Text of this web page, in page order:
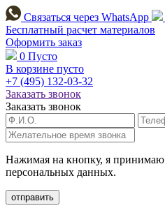
Связаться через WhatsApp
Бесплатный расчет материалов
Оформить заказ
0 Пусто
В корзине пусто
+7 (495) 132-03-32
Заказать звонок
Заказать звонок
Нажимая на кнопку, я принимаю
персональных данных.
отправить